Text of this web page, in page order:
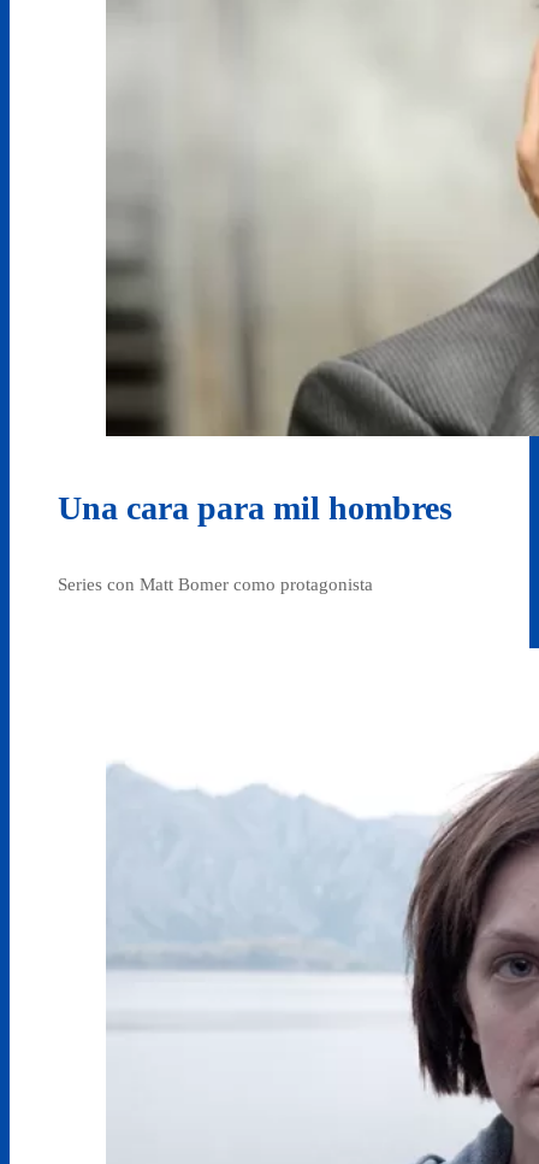
Una cara para mil hombres
Series con Matt Bomer como protagonista